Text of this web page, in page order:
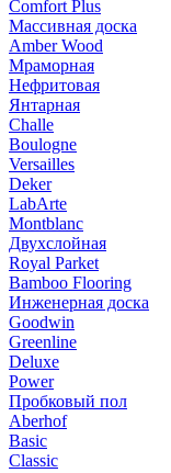
Comfort Plus
Массивная доска
Amber Wood
Мраморная
Нефритовая
Янтарная
Challe
Boulogne
Versailles
Deker
LabArte
Montblanc
Двухслойная
Royal Parket
Bamboo Flooring
Инженерная доска
Goodwin
Greenline
Deluxe
Power
Пробковый пол
Aberhof
Basic
Classic